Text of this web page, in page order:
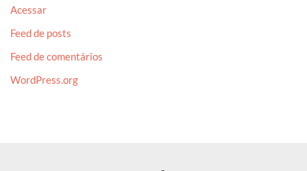
Acessar
Feed de posts
Feed de comentários
WordPress.org